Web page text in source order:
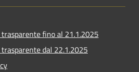
fino al 21.1.2025
dal 22.1.2025